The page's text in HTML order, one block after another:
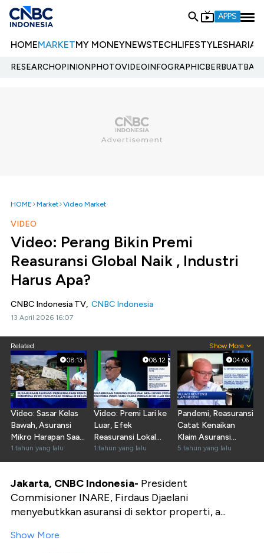
APPS
HOMEMARKETMY MONEYNEWSTECHLIFESTYLESHARIA
RESEARCHOPINIONPHOTOVIDEOINFOGRAPHIC
HOME Market Video Market
VIDEO
Video: Perang Bikin Premi
Reasuransi Global Naik , Industri
Harus Apa?
CNBC Indonesia TV, CNBC Indonesia
13 April 2026 16:07
Related Show More
08:13
Video: Sasar Kelas
Bawah, Asuransi
Mikro Harapan Saat
Ekonomi Sulit
1 tahun yang lalu
08:12
Video: Premi Lari ke
Luar, Efek
Reasuransi Lokal
Tak Bisa Tampung?
1 tahun yang lalu
04:06
Pandemi, Reasuransi
Catat Kenaikan
Klaim Asuransi
Kesehatan
5 tahun yang lalu
Jakarta, CNBC Indonesia- President
Commisioner INARE, Firdaus Djaelani
menyebutkkan asuransi di sektor properti, a...
Show More